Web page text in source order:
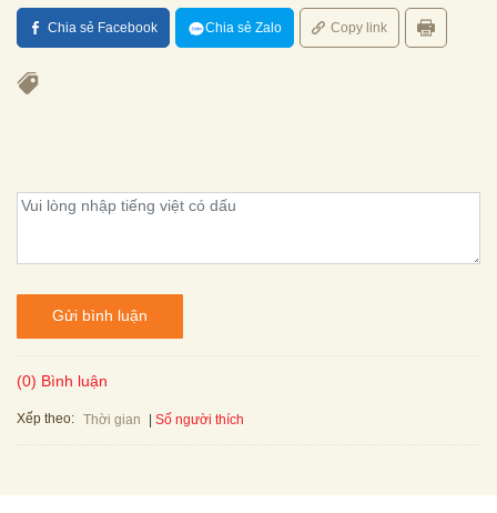
Chia sẻ Facebook Chia sẻ Zalo Copy link
Gửi bình luận
(0) Bình luận
Xếp theo: Thời gian Số người thích